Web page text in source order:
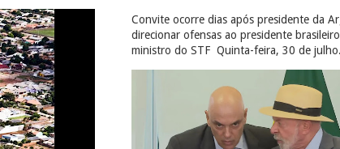
Convite ocorre dias após presidente da
direcionar ofensas ao presidente
ministro do STF Quinta-feira, 30 de